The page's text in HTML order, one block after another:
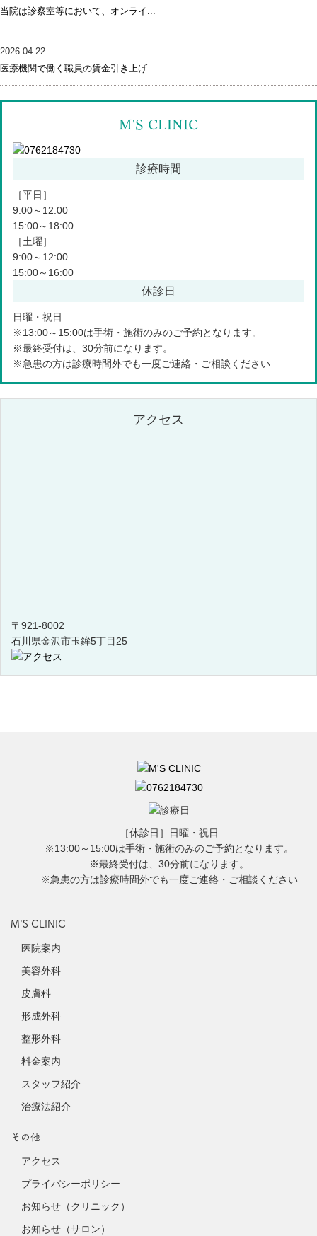
TEL:
当院は診察室等において、オンライ...
2026.04.22
医療機関で働く職員の賃金引き上げ...
M'S CLINIC
診療時間
［平日］
9:00～12:00
15:00～18:00
［土曜］
9:00～12:00
15:00～16:00
休診日
日曜・祝日
※13:00～15:00は手術・施術のみのご予約となります。
※最終受付は、30分前になります。
※急患の方は診療時間外でも一度ご連絡・ご相談ください
アクセス
〒921-8002
石川県金沢市玉鉾5丁目25
［休診日］日曜・祝日
※13:00～15:00は手術・施術のみのご予約となります。
※最終受付は、30分前になります。
※急患の方は診療時間外でも一度ご連絡・ご相談ください
M'S CLINIC
医院案内
美容外科
皮膚科
形成外科
整形外科
料金案内
スタッフ紹介
治療法紹介
その他
アクセス
プライバシーポリシー
お知らせ（クリニック）
お知らせ（サロン）